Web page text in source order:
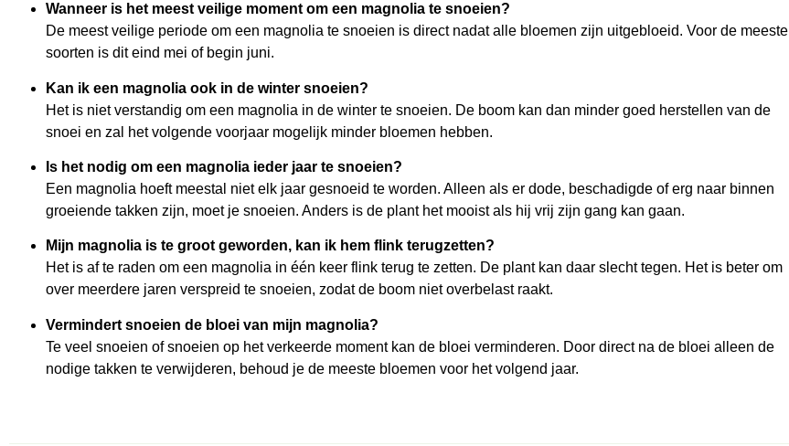
Wanneer is het meest veilige moment om een magnolia te snoeien?
De meest veilige periode om een magnolia te snoeien is direct nadat alle bloemen zijn uitgebloeid. Voor de meeste
soorten is dit eind mei of begin juni.
Kan ik een magnolia ook in de winter snoeien?
Het is niet verstandig om een magnolia in de winter te snoeien. De boom kan dan minder goed herstellen van de
snoei en zal het volgende voorjaar mogelijk minder bloemen hebben.
Is het nodig om een magnolia ieder jaar te snoeien?
Een magnolia hoeft meestal niet elk jaar gesnoeid te worden. Alleen als er dode, beschadigde of erg naar binnen
groeiende takken zijn, moet je snoeien. Anders is de plant het mooist als hij vrij zijn gang kan gaan.
Mijn magnolia is te groot geworden, kan ik hem flink terugzetten?
Het is af te raden om een magnolia in één keer flink terug te zetten. De plant kan daar slecht tegen. Het is beter om
over meerdere jaren verspreid te snoeien, zodat de boom niet overbelast raakt.
Vermindert snoeien de bloei van mijn magnolia?
Te veel snoeien of snoeien op het verkeerde moment kan de bloei verminderen. Door direct na de bloei alleen de
nodige takken te verwijderen, behoud je de meeste bloemen voor het volgend jaar.